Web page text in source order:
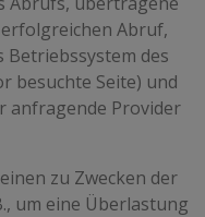
Abruf,
Betriebssystem des
besuchte Seite) und
anfragende Provider
zu Zwecken der
um eine Überlastung